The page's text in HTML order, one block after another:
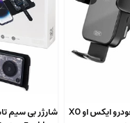
هولدر شارژر وایرلس خودرو ایکس او XO